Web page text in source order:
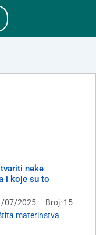
neke
i koje su to
07/2025
Broj: 15
materinstva